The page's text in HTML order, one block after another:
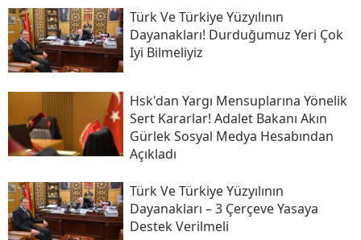
Türk Ve Türkiye Yüzyılının
Dayanakları! Durduğumuz Yeri Çok
Iyi Bilmeliyiz
Hsk'dan Yargı Mensuplarına Yönelik
Sert Kararlar! Adalet Bakanı Akın
Gürlek Sosyal Medya Hesabından
Açıkladı
Türk Ve Türkiye Yüzyılının
Dayanakları – 3 Çerçeve Yasaya
Destek Verilmeli